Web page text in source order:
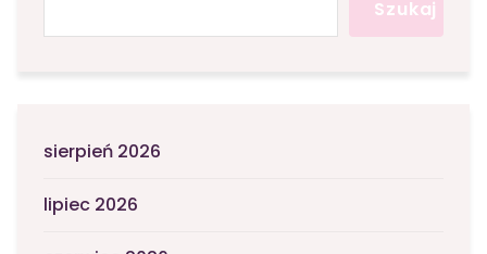
Szukaj
sierpień 2026
lipiec 2026